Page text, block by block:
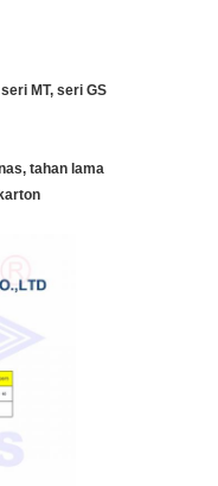
MT, seri GS
tahan lama